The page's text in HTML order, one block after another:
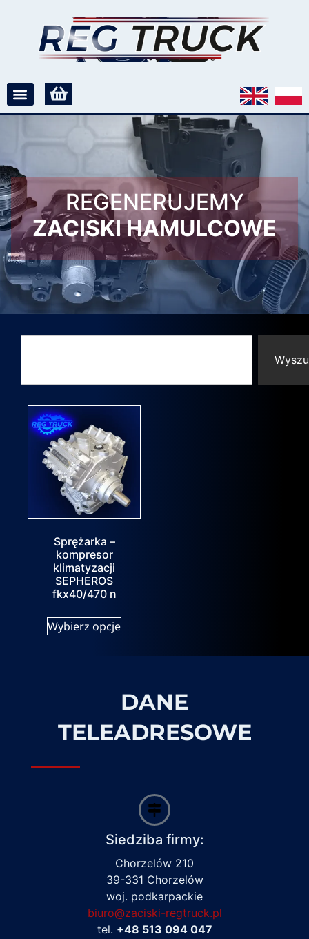
REGENERUJEMY
ZACISKI HAMULCOWE
Sprężarka –
kompresor
klimatyzacji
SEPHEROS
fkx40/470 n
Wybierz opcje
DANE
TELEADRESOWE
Siedziba firmy:
Chorzelów 210
39-331 Chorzelów
woj. podkarpackie
biuro@zaciski-regtruck.pl
tel. +48 513 094 047